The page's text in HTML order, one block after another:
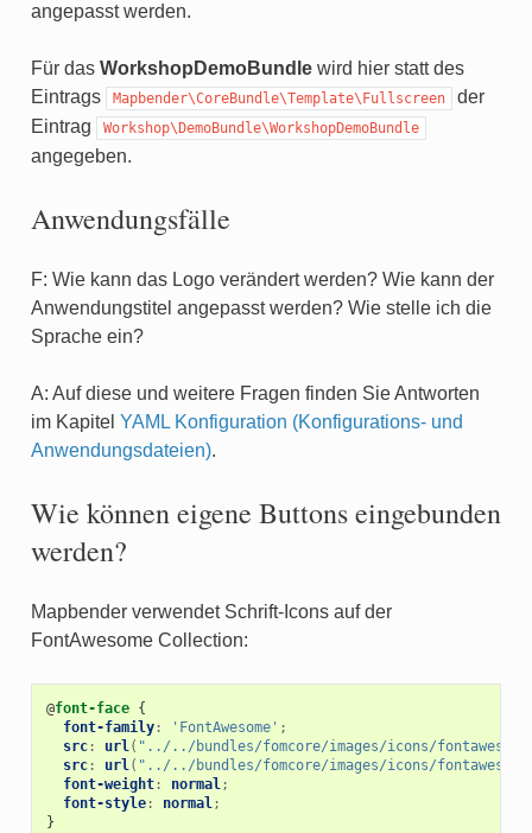
angepasst werden.
Für das WorkshopDemoBundlewird hier statt des
Eintrags
Mapbender\CoreBundle\Template\Fullscreen
der
Eintrag
Workshop\DemoBundle\WorkshopDemoBundle
angegeben.
Anwendungsfälle
F: Wie kann das Logo verändert werden? Wie kann der
Anwendungstitel angepasst werden? Wie stelle ich die
Sprache ein?
A: Auf diese und weitere Fragen finden Sie Antworten
im Kapitel YAML Konfiguration (Konfigurations- und
Anwendungsdateien).
Wie können eigene Buttons eingebunden
werden?
Mapbender verwendet Schrift-Icons auf der
FontAwesome Collection:
@font-face {
font-family: 'FontAwesome' ;
src: url( "../../bundles/fomcore/images/icons/
src: url( "../../bundles/fomcore/images/icons/
font-weight: normal;
font-style: normal;
}